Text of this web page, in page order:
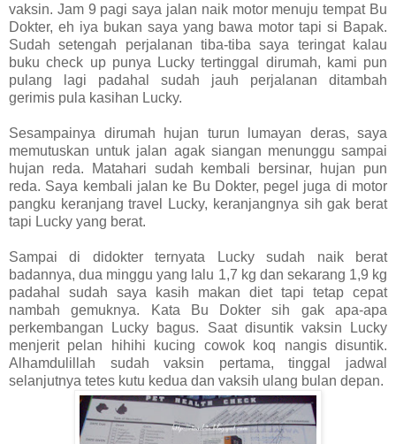
vaksin. Jam 9 pagi saya jalan naik motor menuju tempat Bu
Dokter, eh iya bukan saya yang bawa motor tapi si Bapak.
Sudah setengah perjalanan tiba-tiba saya teringat kalau
buku check up punya Lucky tertinggal dirumah, kami pun
pulang lagi padahal sudah jauh perjalanan ditambah
gerimis pula kasihan Lucky.
Sesampainya dirumah hujan turun lumayan deras, saya
memutuskan untuk jalan agak siangan menunggu sampai
hujan reda. Matahari sudah kembali bersinar, hujan pun
reda. Saya kembali jalan ke Bu Dokter, pegel juga di motor
pangku keranjang travel Lucky, keranjangnya sih gak berat
tapi Lucky yang berat.
Sampai di didokter ternyata Lucky sudah naik berat
badannya, dua minggu yang lalu 1,7 kg dan sekarang 1,9 kg
padahal sudah saya kasih makan diet tapi tetap cepat
nambah gemuknya. Kata Bu Dokter sih gak apa-apa
perkembangan Lucky bagus. Saat disuntik vaksin Lucky
menjerit pelan hihihi kucing cowok koq nangis disuntik.
Alhamdulillah sudah vaksin pertama, tinggal jadwal
selanjutnya tetes kutu kedua dan vaksih ulang bulan depan.